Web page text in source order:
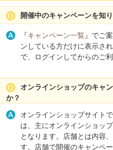
開催中のキャンペーンを知
『キャンペーン一覧』でご
ンしている方だけに表示さ
で、ログインしてからのご
オンラインショップのキャ
か？
オンラインショップサイト
は、主にオンラインショッ
となります。店舗とは内容
す。店舗で開催のキャンペ